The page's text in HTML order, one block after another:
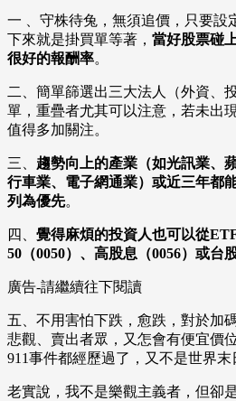
一 、守株待兔，無須追價，只要設
下來就是掛買單等著， 當好股票碰
很好的報酬率。
二、簡單篩選出三大法人（外資、
單，重疊者尤其可以注意，若未出
值得多加關注。
三、 趨勢向上的產業（如光訊業、
行車業、電子網通業）或近三年都
列為優先。
四、 覺得麻煩的投資人也可以從
50（0050）、高股息（0056）或台
廣告-請繼續往下閱讀
五、不用害怕下跌，愈跌，對於加
悲觀、賣出者眾，又怎會有便宜價
911事件都經歷過了，又不是世界末
老實說，我不是樂觀主義者，但卻